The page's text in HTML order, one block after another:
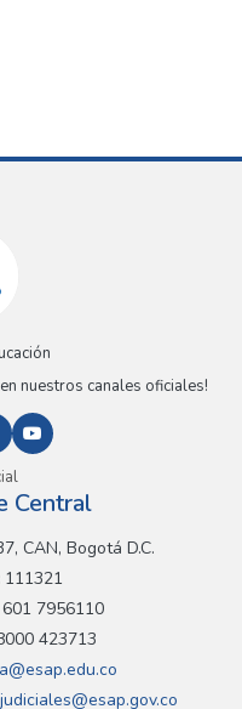
nuestros canales oficiales!
Central
CAN, Bogotá D.C.
111321
7956110
423713